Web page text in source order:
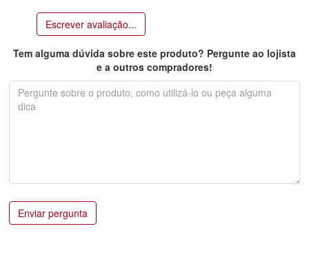
Escrever avaliação...
Tem alguma dúvida sobre este produto? Pergunte ao lojista
e a outros compradores!
Enviar pergunta